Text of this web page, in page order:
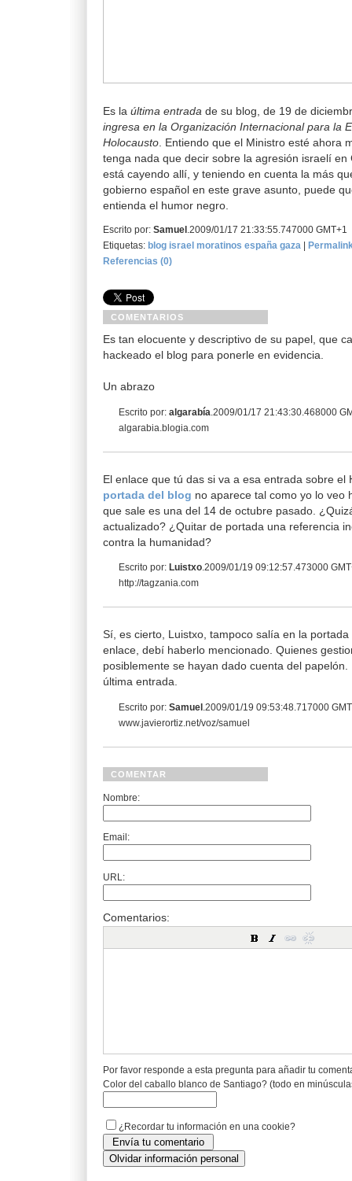
Es la última entrada de su blog, de 19 de
ingresa en la Organización Internacional para la
Holocausto. Entiendo que el Ministro esté ahora
tenga nada que decir sobre la agresión israelí en
está cayendo allí, y teniendo en cuenta la más
gobierno español en este grave asunto, puede
entienda el humor negro.
Escrito por: Samuel .2009/01/17 21:33:55.747000 GMT+1
Etiquetas: blog israel moratinos españa gaza |
Referencias (0)
COMENTARIOS
Es tan elocuente y descriptivo de su papel, que
hackeado el blog para ponerle en evidencia.
Un abrazo
Escrito por: algarabía .2009/01/17 21:43:30.468000
algarabia.blogia.com
El enlace que tú das si va a esa entrada sobre
portada del blog no aparece tal como yo lo veo
que sale es una del 14 de octubre pasado.
actualizado? ¿Quitar de portada una referencia
contra la humanidad?
Escrito por: Luistxo .2009/01/19 09:12:57.473000
http://tagzania.com
Sí, es cierto, Luistxo, tampoco salía en la
enlace, debí haberlo mencionado. Quienes
posiblemente se hayan dado cuenta del
última entrada.
Escrito por: Samuel .2009/01/19 09:53:48.717000
www.javierortiz.net/voz/samuel
COMENTAR
Nombre:
Email:
URL:
Comentarios:
Por favor responde a esta pregunta para añadir tu
Color del caballo blanco de Santiago? (todo en
¿Recordar tu información en una cookie?